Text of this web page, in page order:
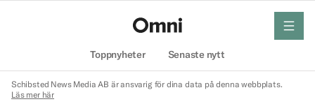
Toppnyheter Senaste nytt
meny
Schibsted News Media AB är ansvarig för dina data på denna webbplats.
Läs mer här